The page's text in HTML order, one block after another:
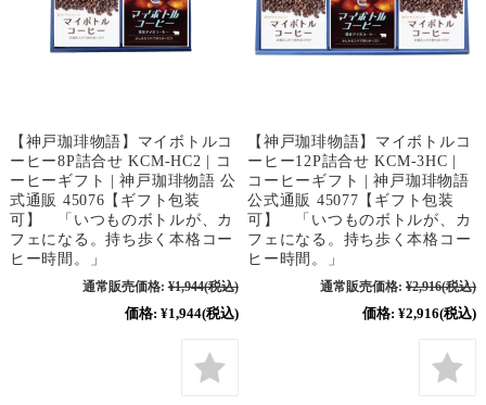
【神戸珈琲物語】マイボトルコ
ーヒー8P詰合せ KCM-HC2 | コ
ーヒーギフト | 神戸珈琲物語 公
式通販 45076【ギフト包装
可】 「いつものボトルが、カ
フェになる。持ち歩く本格コー
ヒー時間。」
通常販売価格: ¥1,944(税込)
価格: ¥1,944(税込)
【神戸珈琲物語】マイボトルコ
ーヒー12P詰合せ KCM-3HC |
コーヒーギフト | 神戸珈琲物語
公式通販 45077【ギフト包装
可】 「いつものボトルが、カ
フェになる。持ち歩く本格コー
ヒー時間。」
通常販売価格: ¥2,916(税込)
価格: ¥2,916(税込)